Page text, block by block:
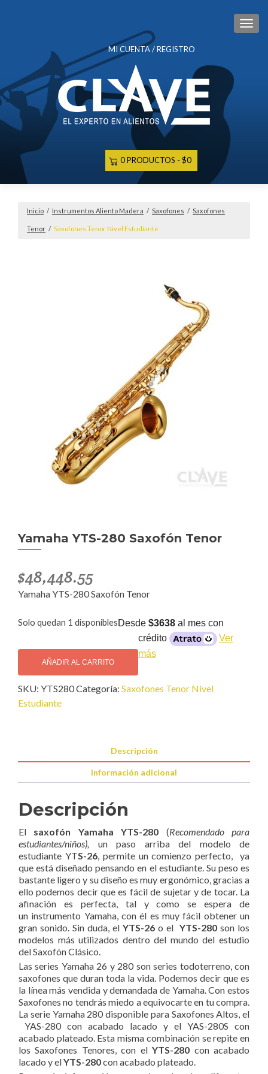
MI CUENTA / REGISTRO
0 PRODUCTOS $0
Inicio / Instrumentos Aliento Madera / Saxofones / Saxofones
Tenor / Saxofones Tenor Nivel Estudiante
Yamaha YTS-280 Saxofón Tenor
$48,448.55
Yamaha YTS-280 Saxofón Tenor
Solo quedan 1 disponibles
Yamaha
YTS-
280
Saxofón
Tenor
AÑADIR AL CARRITO
Desde $3638 al mes con
crédito
Ver
más
SKU: YTS280Categoría: Saxofones Tenor Nivel
Estudiante
Descripción
Información adicional
Descripción
El saxofón Yamaha YTS-280 (Recomendado para
estudiantes/niños), un paso arriba del modelo de
estudiante YTS-26, permite un comienzo perfecto, ya
que está diseñado pensando en el estudiante. Su peso es
bastante ligero y su diseño es muy ergonómico, gracias a
ello podemos decir que es fácil de sujetar y de tocar. La
afinación es perfecta, tal y como se espera de
un instrumento Yamaha, con él es muy fácil obtener un
gran sonido. Sin duda, el YTS-26 o el YTS-280 son los
modelos más utilizados dentro del mundo del estudio
del Saxofón Clásico.
Las series Yamaha 26 y 280 son series todoterreno, con
saxofones que duran toda la vida. Podemos decir que es
la línea más vendida y demandada de Yamaha. Con estos
Saxofones no tendrás miedo a equivocarte en tu compra.
La serie Yamaha 280 disponible para Saxofones Altos, el
YAS-280 con acabado lacado y el YAS-280S con
acabado plateado. Esta misma combinación se repite en
los Saxofones Tenores, con elYTS-280 con acabado
lacado y elYTS-280con acabado plateado.